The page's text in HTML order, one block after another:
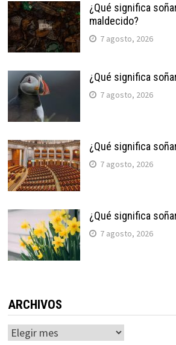
¿Qué significa
maldecido?
7 agosto, 2026
¿Qué significa
7 agosto, 2026
¿Qué significa
7 agosto, 2026
¿Qué significa
7 agosto, 2026
ARCHIVOS
Archivos